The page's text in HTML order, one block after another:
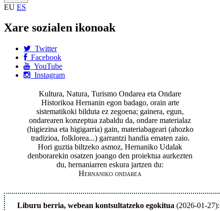
EU ES
Xare sozialen ikonoak
Twitter
Facebook
YouTube
Instagram
Kultura, Natura, Turismo Ondarea eta Ondare
Historikoa Hernanin egon badago, orain arte
sistematikoki bilduta ez zegoena; gainera, egun,
ondarearen konzeptua zabaldu da, ondare materialaz
(higiezina eta higigarria) gain, materiabageari (ahozko
tradizioa, folklorea...) garrantzi handia ematen zaio.
Hori guztia biltzeko asmoz, Hernaniko Udalak
denborarekin osatzen joango den proiektua aurkezten
du, hernaniarren eskura jartzen du:
Hernaniko ondarea
Liburu berria, webean kontsultatzeko egokitua (2026-01-27):